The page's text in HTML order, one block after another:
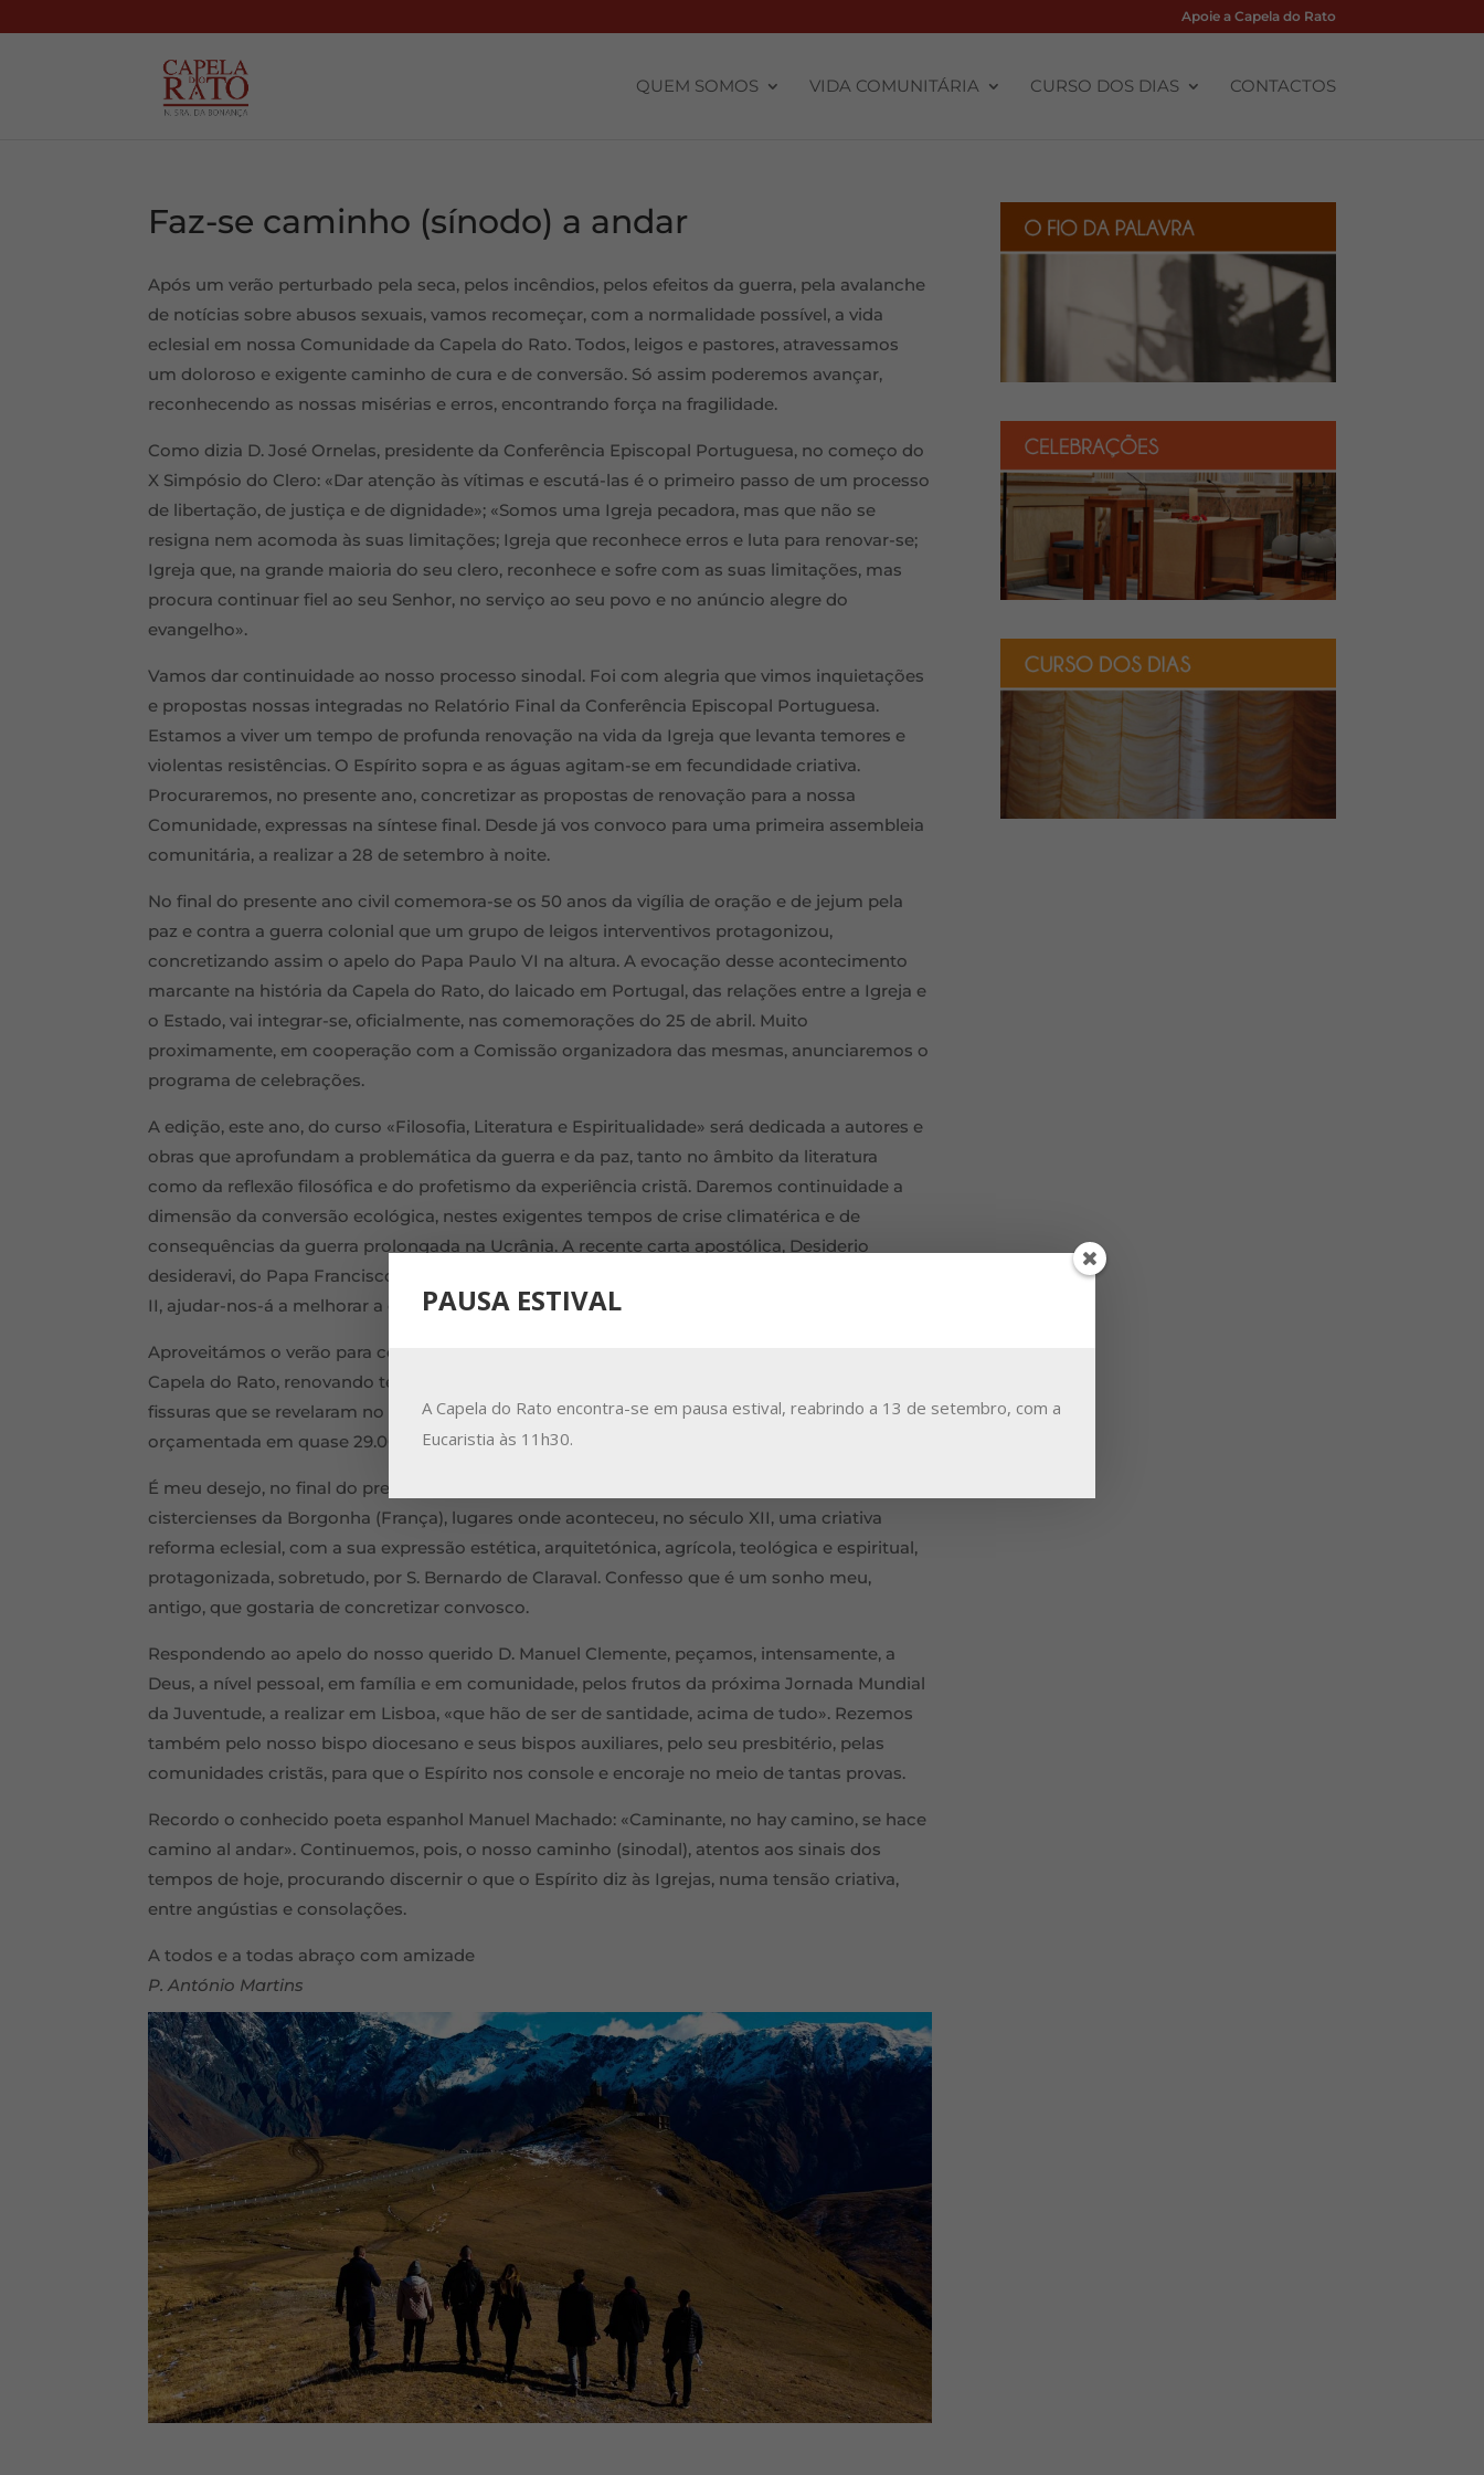
Apoie a Capela do Rato
QUEM SOMOS VIDA COMUNITÁRIA CURSO DOS DIAS CONTACTOS
Faz-se caminho (sínodo) a andar
Após um verão perturbado pela seca, pelos incêndios, pelos efeitos da guerra, pela avalanche
de notícias sobre abusos sexuais, vamos recomeçar, com a normalidade possível, a vida
eclesial em nossa Comunidade da Capela do Rato. Todos, leigos e pastores, atravessamos
um doloroso e exigente caminho de cura e de conversão. Só assim poderemos avançar,
reconhecendo as nossas misérias e erros, encontrando força na fragilidade.
Como dizia D. José Ornelas, presidente da Conferência Episcopal Portuguesa, no começo do
X Simpósio do Clero: «Dar atenção às vítimas e escutá-las é o primeiro passo de um processo
de libertação, de justiça e de dignidade»; «Somos uma Igreja pecadora, mas que não se
resigna nem acomoda às suas limitações; Igreja que reconhece erros e luta para renovar-se;
Igreja que, na grande maioria do seu clero, reconhece e sofre com as suas limitações, mas
procura continuar fiel ao seu Senhor, no serviço ao seu povo e no anúncio alegre do
evangelho».
Vamos dar continuidade ao nosso processo sinodal. Foi com alegria que vimos inquietações
e propostas nossas integradas no Relatório Final da Conferência Episcopal Portuguesa.
Estamos a viver um tempo de profunda renovação na vida da Igreja que levanta temores e
violentas resistências. O Espírito sopra e as águas agitam-se em fecundidade criativa.
Procuraremos, no presente ano, concretizar as propostas de renovação para a nossa
Comunidade, expressas na síntese final. Desde já vos convoco para uma primeira assembleia
comunitária, a realizar a 28 de setembro à noite.
No final do presente ano civil comemora-se os 50 anos da vigília de oração e de jejum pela
paz e contra a guerra colonial que um grupo de leigos interventivos protagonizou,
concretizando assim o apelo do Papa Paulo VI na altura. A evocação desse acontecimento
marcante na história da Capela do Rato, do laicado em Portugal, das relações entre a Igreja e
o Estado, vai integrar-se, oficialmente, nas comemorações do 25 de abril. Muito
proximamente, em cooperação com a Comissão organizadora das mesmas, anunciaremos o
programa de celebrações.
A edição, este ano, do curso «Filosofia, Literatura e Espiritualidade» será dedicada a autores e
obras que aprofundam a problemática da guerra e da paz, tanto no âmbito da literatura
como da reflexão filosófica e do profetismo da experiência cristã. Daremos continuidade a
dimensão da conversão ecológica, nestes exigentes tempos de crise climatérica e de
consequências da guerra prolongada na Ucrânia. A recente carta apostólica, Desiderio
desideravi, do Papa Francisco, a confirmar e atualizar a reforma litúrgica do Concílio Vaticano
II, ajudar-nos-á a melhorar a qualidade da nossa participação nas celebrações eucarísticas.
Aproveitámos o verão para continuar a reparação e manutenção do telhado do edifício da
Capela do Rato, renovando telhas, colocando impermeabilizações de zinco, preenchendo
fissuras que se revelaram no inverno passado. Era uma intervenção necessária e urgente
orçamentada em quase 29.000 euros.
É meu desejo, no final do presente ano pastoral, organizar uma peregrinação às abadias
cistercienses da Borgonha (França), lugares onde aconteceu, no século XII, uma criativa
reforma eclesial, com a sua expressão estética, arquitetónica, agrícola, teológica e espiritual,
protagonizada, sobretudo, por S. Bernardo de Claraval. Confesso que é um sonho meu,
antigo, que gostaria de concretizar convosco.
Respondendo ao apelo do nosso querido D. Manuel Clemente, peçamos, intensamente, a
Deus, a nível pessoal, em família e em comunidade, pelos frutos da próxima Jornada Mundial
da Juventude, a realizar em Lisboa, «que hão de ser de santidade, acima de tudo». Rezemos
também pelo nosso bispo diocesano e seus bispos auxiliares, pelo seu presbitério, pelas
comunidades cristãs, para que o Espírito nos console e encoraje no meio de tantas provas.
Recordo o conhecido poeta espanhol Manuel Machado: «Caminante, no hay camino, se hace
camino al andar». Continuemos, pois, o nosso caminho (sinodal), atentos aos sinais dos
tempos de hoje, procurando discernir o que o Espírito diz às Igrejas, numa tensão criativa,
entre angústias e consolações.
A todos e a todas abraço com amizade
P. António Martins
PAUSA ESTIVAL
A Capela do Rato encontra-se em pausa estival, reabrindo a 13 de setembro, com a
Eucaristia às 11h30.